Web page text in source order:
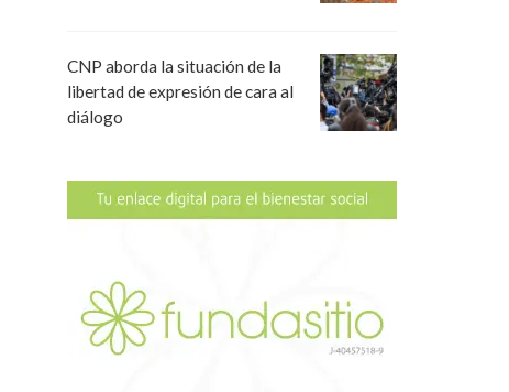
CNP aborda la situación de la
libertad de expresión de cara al
diálogo